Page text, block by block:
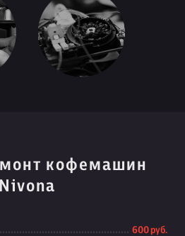
кофемашин
Nivona
600 руб.